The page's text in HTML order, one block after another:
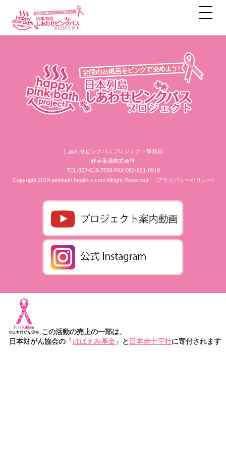
しあわせピンクバスプロジェクト事務局
健美薬湯株式会社
TEL:052-618-7558 FAX:052-821-0919
Copyright 2019 pinkbath.health-c.com Allright Reserved.
|プライバシーポリシー|
この活動の売上の一部は、
日本対がん協会の「ほほえみ基金 」と 日本赤十字社に寄付されます